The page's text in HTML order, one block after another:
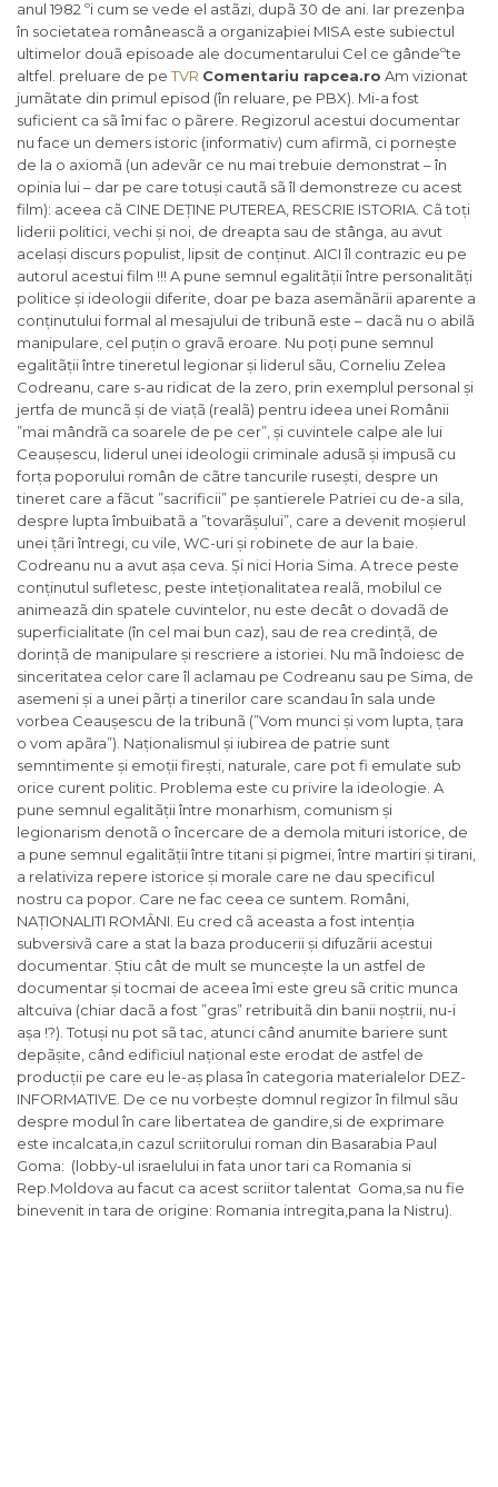
anul 1982 ºi cum se vede el astãzi, dupã 30 de ani. Iar prezenþa
în societatea româneascã a organizaþiei MISA este subiectul
ultimelor douã episoade ale documentarului Cel ce gândeºte
altfel. preluare de peTVR Comentariu rapcea.ro Am vizionat
jumãtate din primul episod (în reluare, pe PBX). Mi-a fost
suficient ca sã îmi fac o pãrere. Regizorul acestui documentar
nu face un demers istoric (informativ) cum afirmã, ci pornește
de la o axiomã (un adevãr ce nu mai trebuie demonstrat – în
opinia lui – dar pe care totuși cautã sã îl demonstreze cu acest
film): aceea cã CINE DEȚINE PUTEREA, RESCRIE ISTORIA. Cã toți
liderii politici, vechi și noi, de dreapta sau de stânga, au avut
același discurs populist, lipsit de conținut. AICI îl contrazic eu pe
autorul acestui film !!! A pune semnul egalitãții între personalitãți
politice și ideologii diferite, doar pe baza asemãnãrii aparente a
conținutului formal al mesajului de tribunã este – dacã nu o abilã
manipulare, cel puțin o gravã eroare. Nu poți pune semnul
egalitãții între tineretul legionar și liderul sãu, Corneliu Zelea
Codreanu, care s-au ridicat de la zero, prin exemplul personal și
jertfa de muncã și de viațã (realã) pentru ideea unei Românii
”mai mândrã ca soarele de pe cer”, și cuvintele calpe ale lui
Ceaușescu, liderul unei ideologii criminale adusã și impusã cu
forța poporului român de cãtre tancurile rusești, despre un
tineret care a fãcut ”sacrificii” pe șantierele Patriei cu de-a sila,
despre lupta îmbuibatã a ”tovarãșului”, care a devenit moșierul
unei țãri întregi, cu vile, WC-uri și robinete de aur la baie.
Codreanu nu a avut așa ceva. Și nici Horia Sima. A trece peste
conținutul sufletesc, peste inteționalitatea realã, mobilul ce
animeazã din spatele cuvintelor, nu este decât o dovadã de
superficialitate (în cel mai bun caz), sau de rea credințã, de
dorințã de manipulare și rescriere a istoriei. Nu mã îndoiesc de
sinceritatea celor care îl aclamau pe Codreanu sau pe Sima, de
asemeni și a unei pãrți a tinerilor care scandau în sala unde
vorbea Ceaușescu de la tribunã (”Vom munci și vom lupta, țara
o vom apãra”). Naționalismul și iubirea de patrie sunt
semntimente și emoții firești, naturale, care pot fi emulate sub
orice curent politic. Problema este cu privire la ideologie. A
pune semnul egalitãții între monarhism, comunism și
legionarism denotã o încercare de a demola mituri istorice, de
a pune semnul egalitãții între titani și pigmei, între martiri și tirani,
a relativiza repere istorice și morale care ne dau specificul
nostru ca popor. Care ne fac ceea ce suntem. Români,
NAȚIONALITI ROMÂNI. Eu cred cã aceasta a fost intenția
subversivã care a stat la baza producerii și difuzãrii acestui
documentar. Știu cât de mult se muncește la un astfel de
documentar și tocmai de aceea îmi este greu sã critic munca
altcuiva (chiar dacã a fost ”gras” retribuitã din banii noștrii, nu-i
așa !?). Totuși nu pot sã tac, atunci când anumite bariere sunt
depãșite, când edificiul național este erodat de astfel de
producții pe care eu le-aș plasa în categoria materialelor DEZ-
INFORMATIVE. De ce nu vorbește domnul regizor în filmul sãu
despre modul în care libertatea de gandire,si de exprimare
este incalcata,in cazul scriitorului roman din Basarabia Paul
Goma: (lobby-ul israelului in fata unor tari ca Romania si
Rep.Moldova au facut ca acest scriitor talentat Goma,sa nu fie
binevenit in tara de origine: Romania intregita,pana la Nistru).